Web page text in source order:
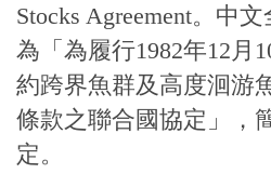
Stocks Agreement。中
為「為履行1982年12月
約跨界魚群及高度洄游
條款之聯合國協定」，
定。